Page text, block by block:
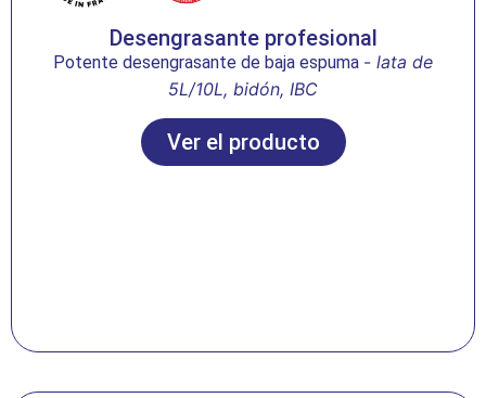
Desengrasante profesional
Potente desengrasante de baja espuma - lata de
5L/10L, bidón, IBC
Ver el producto